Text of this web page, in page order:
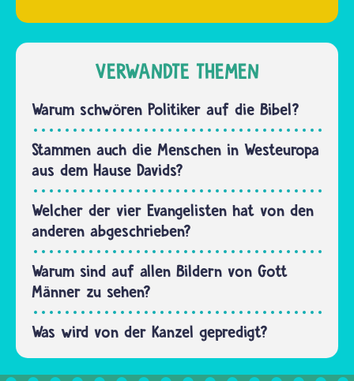
viele
Christinnen
Christen
die
Weihnachtsgeschichte.
Oft wird
sie auch…
VERWANDTE THEMEN
Warum schwören Politiker auf die Bibel?
Stammen auch die Menschen in Westeuropa
aus dem Hause Davids?
Welcher der vier Evangelisten hat von den
anderen abgeschrieben?
Warum sind auf allen Bildern von Gott
Männer zu sehen?
Was wird von der Kanzel gepredigt?